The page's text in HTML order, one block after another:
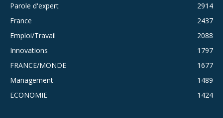
Parole d'expert
2914
France
2437
Emploi/Travail
2088
Innovations
1797
FRANCE/MONDE
1677
Management
1489
ECONOMIE
1424